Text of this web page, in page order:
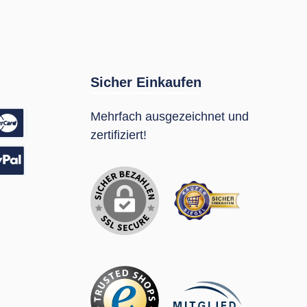
Sicher Einkaufen
Mehrfach ausgezeichnet und
zertifiziert!